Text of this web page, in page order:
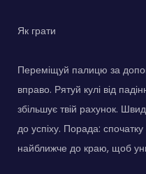
Як грати
Переміщуй палицю за
вправо. Рятуй кулі від
збільшує твій рахунок.
до успіху. Порада:
найближче до краю, щоб